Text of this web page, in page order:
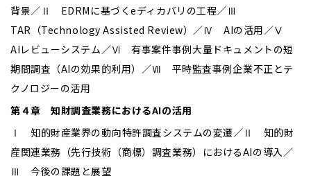
背景／Ⅱ EDRMに基づくeディカバリの工程／Ⅲ
TAR（Technology Assisted Review）／Ⅳ AIの活用／Ⅴ
AIレビューシステム／Ⅵ 有事案件事例――大量ドキュメントの短
期間調査（AIの効果的利用）／Ⅶ 平時監査事例――企業不正とテ
クノロジーの活用
第４章 知財調査業務におけるAIの活用
Ⅰ 知的財産業界の動向――特許調査システムの変遷／Ⅱ 知的財
産関連業務（先行技術（商標）調査業務）におけるAIの導入／
Ⅲ 今後の課題と展望